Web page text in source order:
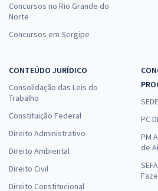
Concursos no Rio Grande do
Norte
Concursos em Sergipe
CONTEÚDO JURÍDICO
Consolidação das Leis do
Trabalho
Constituição Federal
Direito Administrativo
Direito Ambiental
Direito Civil
Direito Constitucional
PC
PM
de